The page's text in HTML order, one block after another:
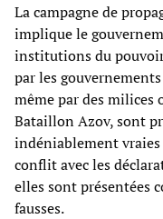
La campagne de
implique le
institutions du pouvoir
par les
même par des milices
Bataillon Azov, sont
indéniablement vraies
conflit avec les
elles sont présentées
fausses.